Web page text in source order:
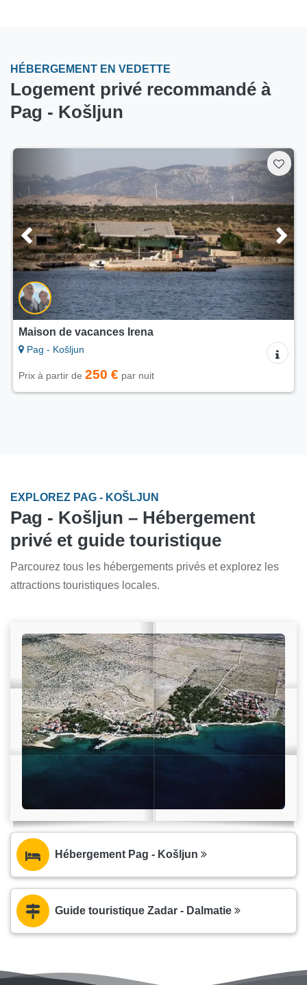
HÉBERGEMENT EN VEDETTE
Logement privé recommandé à
Pag - Košljun
Maison de vacances Irena
Pag - Košljun
Prix à partir de 250 € par nuit
EXPLOREZ PAG - KOŠLJUN
Pag - Košljun – Hébergement
privé et guide touristique
Parcourez tous les hébergements privés et explorez les
attractions touristiques locales.
Hébergement Pag - Košljun
Guide touristique Zadar - Dalmatie